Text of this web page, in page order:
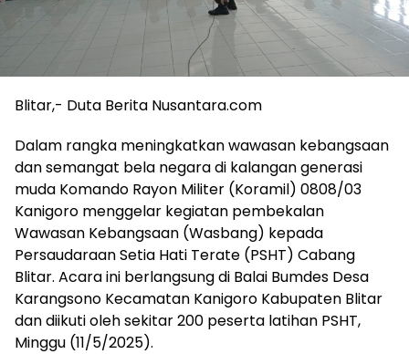
Blitar,- Duta Berita Nusantara.com
Dalam rangka meningkatkan wawasan kebangsaan
dan semangat bela negara di kalangan generasi
muda Komando Rayon Militer (Koramil) 0808/03
Kanigoro menggelar kegiatan pembekalan
Wawasan Kebangsaan (Wasbang) kepada
Persaudaraan Setia Hati Terate (PSHT) Cabang
Blitar. Acara ini berlangsung di Balai Bumdes Desa
Karangsono Kecamatan Kanigoro Kabupaten Blitar
dan diikuti oleh sekitar 200 peserta latihan PSHT,
Minggu (11/5/2025).